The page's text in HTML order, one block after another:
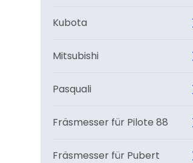
Kubota
Mitsubishi
Pasquali
Fräsmesser für Pilote 88
Fräsmesser für Pubert